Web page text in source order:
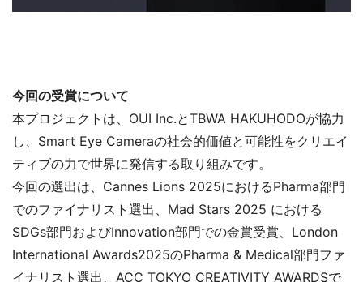
今回の受賞について
本プロジェクトは、OUI Inc.とTBWA HAKUHODOが協力
し、Smart Eye Cameraの社会的価値と可能性をクリエイ
ティブの力で世界に発信する取り組みです。
今回の選出は、Cannes Lions 2025におけるPharma部門
でのファイナリスト選出、Mad Stars 2025 における
SDGs部門およびInnovation部門での金賞受賞、London
International Awards2025のPharma & Medical部門ファ
イナリスト選出、ACC TOKYO CREATIVITY AWARDSで